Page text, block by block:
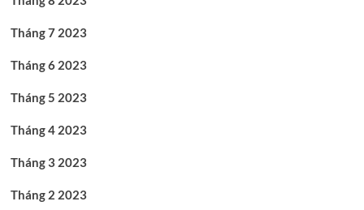
Tháng 7 2023
Tháng 6 2023
Tháng 5 2023
Tháng 4 2023
Tháng 3 2023
Tháng 2 2023